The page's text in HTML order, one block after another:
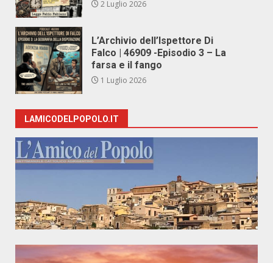
2 Luglio 2026
L’Archivio dell’Ispettore Di
Falco | 46909 -Episodio 3 – La
farsa e il fango
1 Luglio 2026
LAMICODELPOPOLO.IT